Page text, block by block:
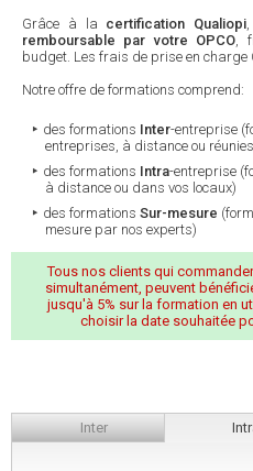
Grâce à la certification Qualiopi
remboursable par votre OPCO,
budget. Les frais de prise en charge
Notre offre de formations comprend:
des formations Inter-entreprise
entreprises, à distance ou
des formations Intra-entreprise
à distance ou dans vos locaux)
des formations Sur-mesure
mesure par nos experts)
Tous nos clients qui
simultanément, peuvent
jusqu'à 5% sur la formation en
choisir la date souhaitée
Inter